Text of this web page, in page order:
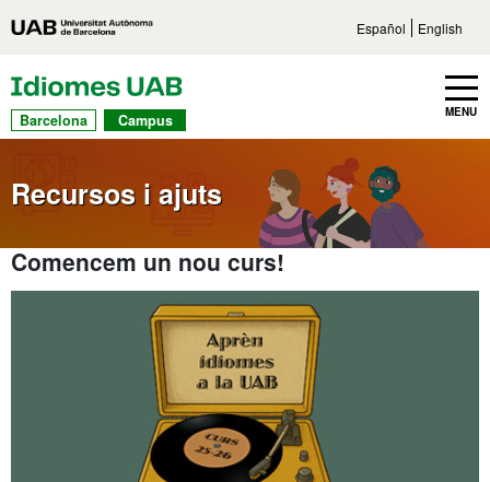
Español English
UAB Idiomes
Barcelona Campus
Toggle navbar MENU
Recursos i ajuts
Comencem un nou curs!